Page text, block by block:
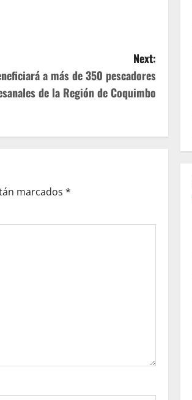
Next:
a más de 350 pescadores
de la Región de Coquimbo
marcados *